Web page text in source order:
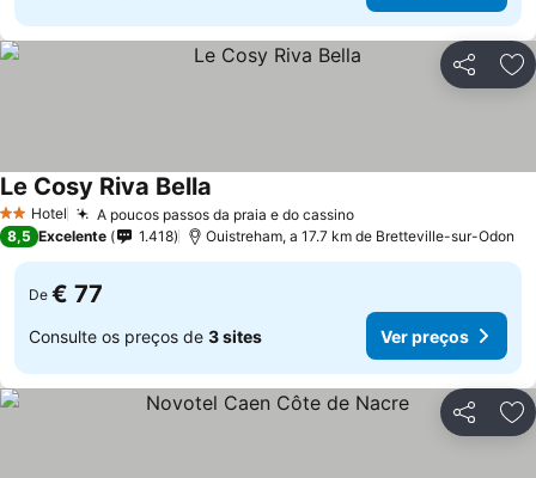
Partilhar
2 Estrelas
Hotel A poucos passos da praia e do cassino
Le Cosy Riva Bella
8,5 Excelente 1.418 Ouistreham, a 17.7 km de Bretteville-sur-Odon
De € 77
Consulte os preços de 3 sites Ver preços
Partilhar